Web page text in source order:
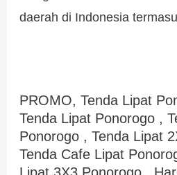
daerah di Indonesia
PROMO, Tenda Lipat
Tenda Lipat Ponorogo ,
Ponorogo , Tenda Lipat
Tenda Cafe Lipat